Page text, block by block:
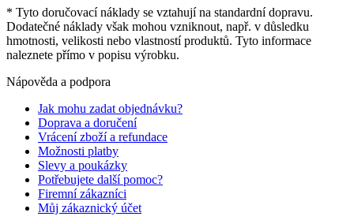
* Tyto doručovací náklady se vztahují na standardní dopravu.
Dodatečné náklady však mohou vzniknout, např. v důsledku
hmotnosti, velikosti nebo vlastností produktů. Tyto informace
naleznete přímo v popisu výrobku.
Nápověda a podpora
Jak mohu zadat objednávku?
Doprava a doručení
Vrácení zboží a refundace
Možnosti platby
Slevy a poukázky
Potřebujete další pomoc?
Firemní zákazníci
Můj zákaznický účet